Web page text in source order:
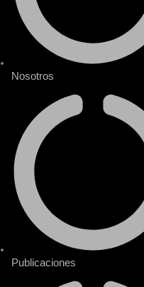
Nosotros
Publicaciones